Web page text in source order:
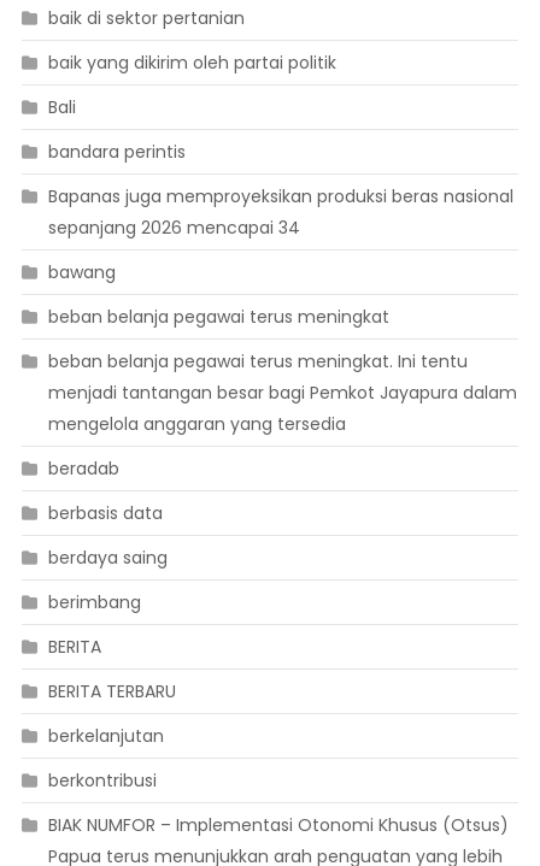
baik di sektor pertanian
baik yang dikirim oleh partai politik
Bali
bandara perintis
Bapanas juga memproyeksikan produksi beras nasional
sepanjang 2026 mencapai 34
bawang
beban belanja pegawai terus meningkat
beban belanja pegawai terus meningkat. Ini tentu
menjadi tantangan besar bagi Pemkot Jayapura dalam
mengelola anggaran yang tersedia
beradab
berbasis data
berdaya saing
berimbang
BERITA
BERITA TERBARU
berkelanjutan
berkontribusi
BIAK NUMFOR – Implementasi Otonomi Khusus (Otsus)
Papua terus menunjukkan arah penguatan yang lebih